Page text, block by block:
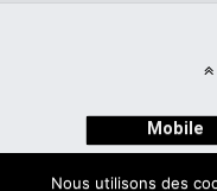
Mobile
Nous utilisons des